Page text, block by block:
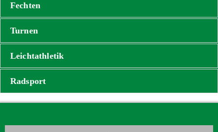
Fechten
Turnen
Leichtathletik
Radsport